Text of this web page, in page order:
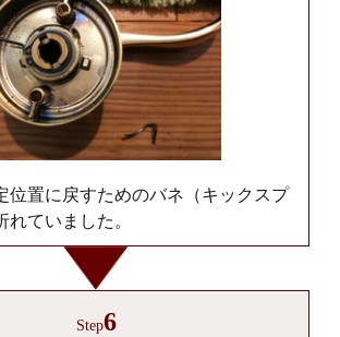
位置に戻すためのバネ（キックスプ
れていました。
Step6